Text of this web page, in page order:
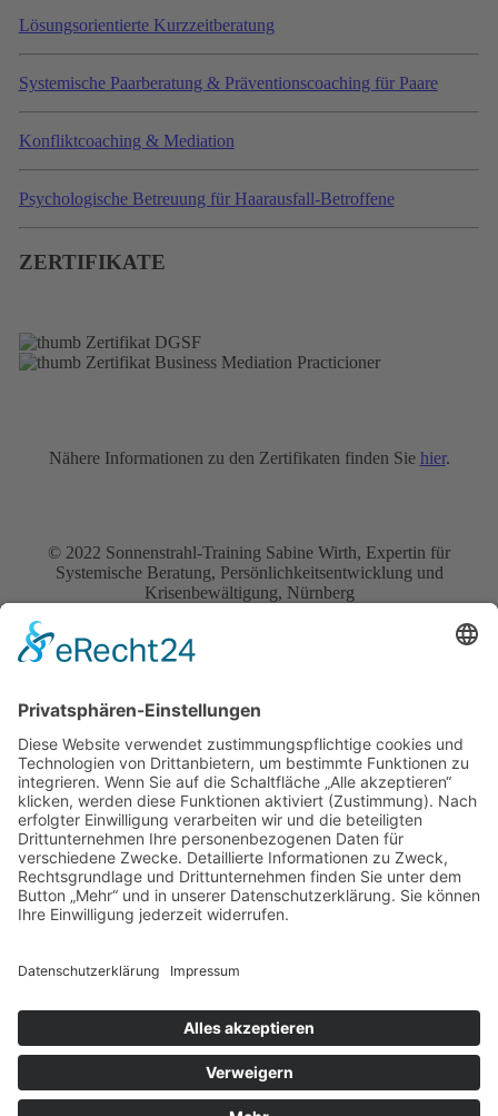
Lösungsorientierte Kurzzeitberatung
Systemische Paarberatung & Präventionscoaching für Paare
Konfliktcoaching & Mediation
Psychologische Betreuung für Haarausfall-Betroffene
ZERTIFIKATE
Nähere Informationen zu den Zertifikaten finden Sie hier.
© 2022 Sonnenstrahl-Training Sabine Wirth, Expertin für
Systemische Beratung, Persönlichkeitsentwicklung und
Krisenbewältigung, Nürnberg
Home
Beratungsformate
Karrierecoaching
Lösungsorientierte Kurzzeitberatung
Systemische Paarberatung & Präventionscoaching für
Paare
Konfliktcoaching & Mediation
Haarausfall
Psychologische Betreuung von Haarausfall-Betroffenen
Kundenstimmen Haarausfall
Kundenstimmen
Über mich
Tier- und Naturschutz bei Sonnenstrahl
Bienes Schicksalsblog
Rahmenbedingungen / Kosten
Das Sonnenstrahl-Team
Begrifflichkeiten
Bücher und Medien